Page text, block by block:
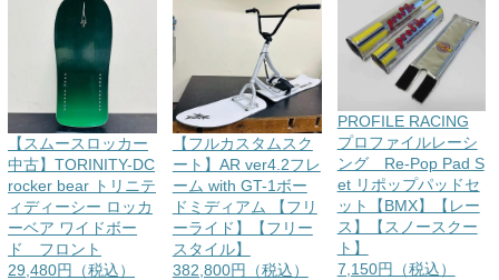
【スムースロッカー
中古】TORINITY-DC
rocker bear トリニテ
ィディーシー ロッカ
ーベア ワイドボー
ド フロント
29,480円（税込）
【フルカスタムスク
ート】AR ver4.2フレ
ーム with GT-1ボー
ドミディアム 【フリ
ーライド】【フリー
スタイル】
382,800円（税込）
PROFILE RACING
プロファイルレーシ
ング Re-Pop Pad S
et リポップパッドセ
ット【BMX】【レー
ス】【スノースクー
ト】
7,150円（税込）